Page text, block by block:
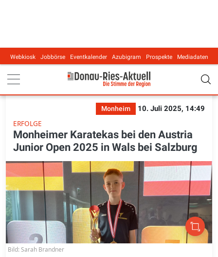
Main navigation
Webkiosk Jobbörse Eventkalender Azubigram Prospekte Mediadaten
Monheim
10. Juli 2025, 14:49
ERFOLGE
Monheimer Karatekas bei den Austria
Junior Open 2025 in Wals bei Salzburg
Bild: Sarah Brandner